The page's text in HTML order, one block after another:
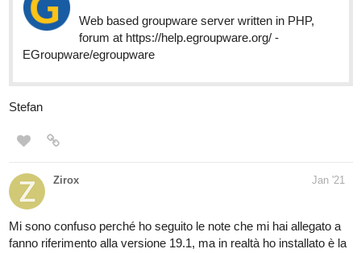
Web based groupware server written in PHP,
forum at https://help.egroupware.org/ -
EGroupware/egroupware
Stefan
Zirox Jan '21
Mi sono confuso perché ho seguito le note che mi hai allegato a
fanno riferimento alla versione 19.1, ma in realtà ho installato è la